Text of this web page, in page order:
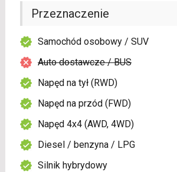
Przeznaczenie
Samochód osobowy / SUV
Auto dostawcze / BUS
Napęd na tył (RWD)
Napęd na przód (FWD)
Napęd 4x4 (AWD, 4WD)
Diesel / benzyna / LPG
Silnik hybrydowy